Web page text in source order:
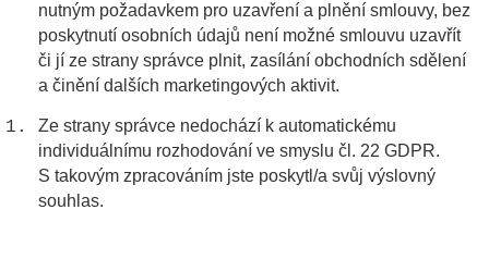
nutným požadavkem pro uzavření a plnění smlouvy, bez
poskytnutí osobních údajů není možné smlouvu uzavřít
či jí ze strany správce plnit, zasílání obchodních sdělení
a činění dalších marketingových aktivit.
Ze strany správce nedochází k automatickému
individuálnímu rozhodování ve smyslu čl. 22 GDPR.
S takovým zpracováním jste poskytl/a svůj výslovný
souhlas.